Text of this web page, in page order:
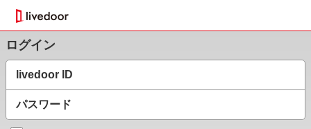
ログイン
livedoor ID
パスワード